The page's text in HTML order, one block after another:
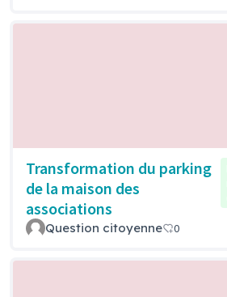
Transformation du parking
de la maison des
associations
Question citoyenne 0